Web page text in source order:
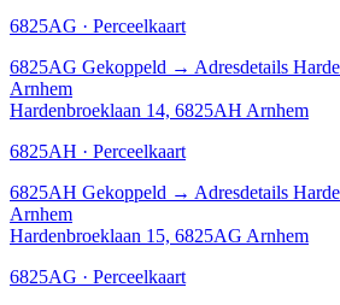
6825AG · Perceelkaart
6825AG Gekoppeld → Adresdetails
Arnhem
Hardenbroeklaan 14, 6825AH Arnhem
6825AH · Perceelkaart
6825AH Gekoppeld → Adresdetails
Arnhem
Hardenbroeklaan 15, 6825AG Arnhem
6825AG · Perceelkaart